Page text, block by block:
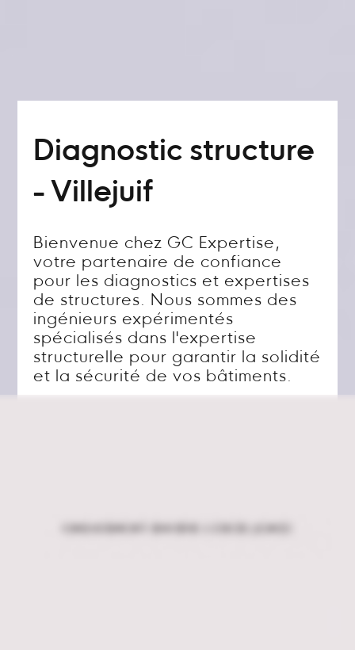
Diagnostic structure
- Villejuif
Bienvenue chez GC Expertise,
votre partenaire de confiance
pour les diagnostics et expertises
de structures. Nous sommes des
ingénieurs expérimentés
spécialisés dans l'expertise
structurelle pour garantir la solidité
et la sécurité de vos bâtiments.